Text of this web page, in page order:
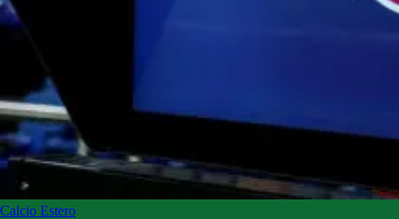
Calcio Estero